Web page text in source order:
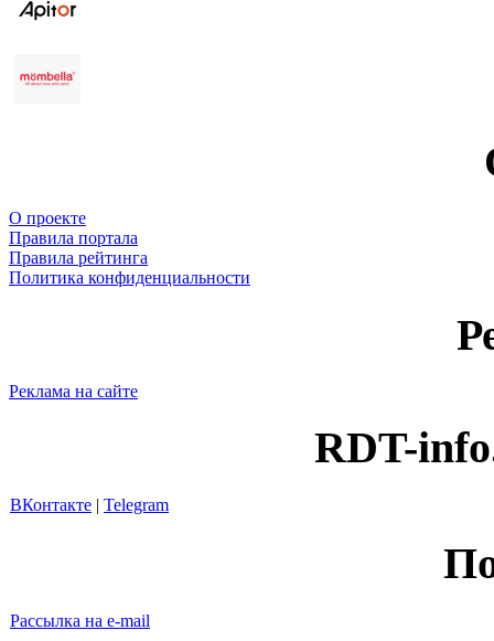
О проекте
Правила портала
Правила рейтинга
Политика конфиденциальности
Реклама на сайте
RDT-
ВКонтакте | Telegram
Рассылка на e-mail